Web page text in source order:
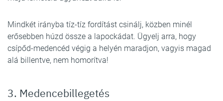
Mindkét irányba tíz-tíz fordítást csinálj, közben minél
erősebben húzd össze a lapockádat. Ügyelj arra, hogy
csípőd-medencéd végig a helyén maradjon, vagyis magad
alá billentve, nem homorítva!
3. Medencebillegetés